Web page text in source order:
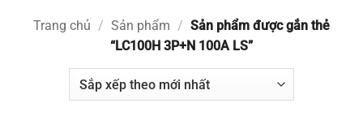
Trang chủ / Sản phẩm / Sản phẩm được gắn thẻ
“LC100H 3P+N 100A LS”